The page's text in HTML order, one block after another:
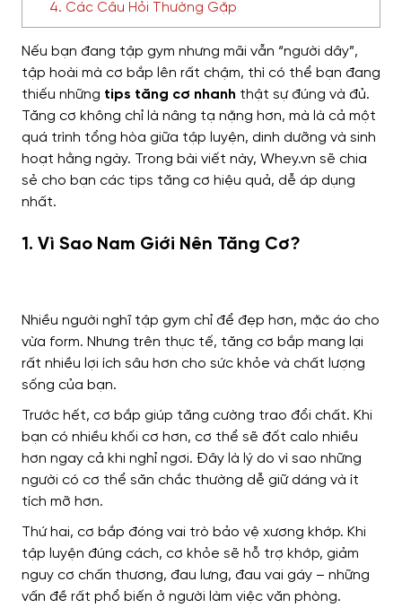
4. Các Câu Hỏi Thường Gặp
Nếu bạn đang tập gym nhưng mãi vẫn “người dây”,
tập hoài mà cơ bắp lên rất chậm, thì có thể bạn đang
thiếu những tips tăng cơ nhanh thật sự đúng và đủ.
Tăng cơ không chỉ là nâng tạ nặng hơn, mà là cả một
quá trình tổng hòa giữa tập luyện, dinh dưỡng và sinh
hoạt hằng ngày. Trong bài viết này, Whey.vn sẽ chia
sẻ cho bạn các tips tăng cơ hiệu quả, dễ áp dụng
nhất.
1. Vì Sao Nam Giới Nên Tăng Cơ?
Nhiều người nghĩ tập gym chỉ để đẹp hơn, mặc áo cho
vừa form. Nhưng trên thực tế, tăng cơ bắp mang lại
rất nhiều lợi ích sâu hơn cho sức khỏe và chất lượng
sống của bạn.
Trước hết, cơ bắp giúp tăng cường trao đổi chất. Khi
bạn có nhiều khối cơ hơn, cơ thể sẽ đốt calo nhiều
hơn ngay cả khi nghỉ ngơi. Đây là lý do vì sao những
người có cơ thể săn chắc thường dễ giữ dáng và ít
tích mỡ hơn.
Thứ hai, cơ bắp đóng vai trò bảo vệ xương khớp. Khi
tập luyện đúng cách, cơ khỏe sẽ hỗ trợ khớp, giảm
nguy cơ chấn thương, đau lưng, đau vai gáy – những
vấn đề rất phổ biến ở người làm việc văn phòng.